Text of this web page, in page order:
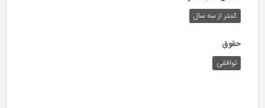
کمتر از سه سال
حقوق
توافقی